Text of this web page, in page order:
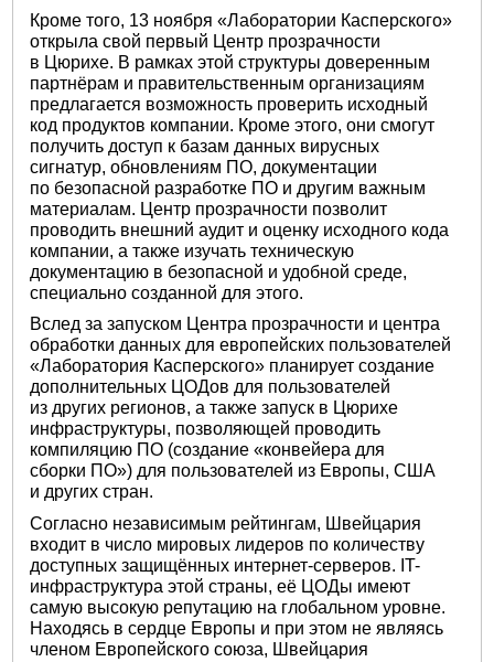
Кроме того, 13 ноября «Лаборатории Касперского»
открыла свой первый Центр прозрачности
в Цюрихе. В рамках этой структуры доверенным
партнёрам и правительственным организациям
предлагается возможность проверить исходный
код продуктов компании. Кроме этого, они смогут
получить доступ к базам данных вирусных
сигнатур, обновлениям ПО, документации
по безопасной разработке ПО и другим важным
материалам. Центр прозрачности позволит
проводить внешний аудит и оценку исходного кода
компании, а также изучать техническую
документацию в безопасной и удобной среде,
специально созданной для этого.
Вслед за запуском Центра прозрачности и центра
обработки данных для европейских пользователей
«Лаборатория Касперского» планирует создание
дополнительных ЦОДов для пользователей
из других регионов, а также запуск в Цюрихе
инфраструктуры, позволяющей проводить
компиляцию ПО (создание «конвейера для
сборки ПО») для пользователей из Европы, США
и других стран.
Согласно независимым рейтингам, Швейцария
входит в число мировых лидеров по количеству
доступных защищённых интернет-серверов. IT-
инфраструктура этой страны, её ЦОДы имеют
самую высокую репутацию на глобальном уровне.
Находясь в сердце Европы и при этом не являясь
членом Европейского союза, Швейцария